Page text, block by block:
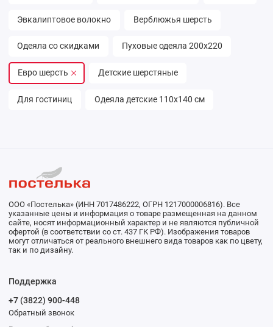
Эвкалиптовое волокно Верблюжья шерсть
Одеяла со скидками Пуховые одеяла 200х220
Евро шерсть Детские шерстяные
Для гостиниц Одеяла детские 110х140 см
ООО «Постелька» (ИНН 7017486222, ОГРН 1217000006816). Все
указанные цены и информация о товаре размещенная на данном
сайте, носят информационный характер и не являются публичной
офертой (в соответствии со ст. 437 ГК РФ). Изображения товаров
могут отличаться от реального внешнего вида товаров как по цвету,
так и по дизайну.
Поддержка
+7 (3822) 900-448
Обратный звонок